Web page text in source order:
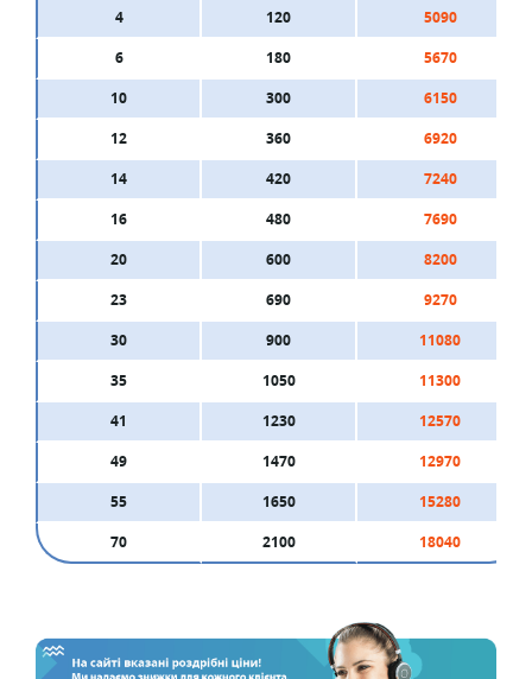
4 120
5090
6
180
5670
10
300
6150
12
360
6920
14
420
7240
16
480
7690
20
600
8200
23
690
9270
30
900
11080
35
1050
11300
41
1230
12570
49
1470
12970
55
1650
15280
70
2100 18040